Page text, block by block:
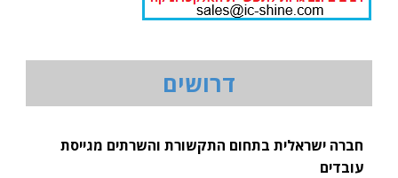
דרושים
חברה ישראלית בתחום התקשורת והשרתים מגייסת
עובדים